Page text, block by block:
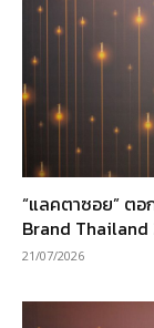
“แลคตาซอย” ตอ
Brand Thailand
21/07/2026